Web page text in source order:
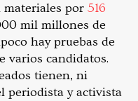
por 516
mil millones de
hay pruebas de
varios candidatos.
tienen, ni
periodista y activista